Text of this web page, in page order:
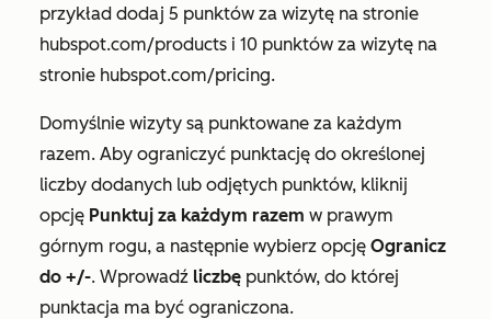
przykład dodaj 5 punktów za wizytę na stronie
hubspot.com/products i 10 punktów za wizytę na
stronie hubspot.com/pricing.
Domyślnie wizyty są punktowane za każdym
razem. Aby ograniczyć punktację do określonej
liczby dodanych lub odjętych punktów, kliknij
opcję Punktuj za każdym razem w prawym
górnym rogu, a następnie wybierz opcję Ogranicz
do +/-. Wprowadź liczbę punktów, do której
punktacja ma być ograniczona.